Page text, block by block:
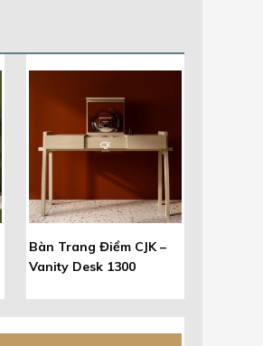
Bàn Trang Điểm CJK –
Vanity Desk 1300